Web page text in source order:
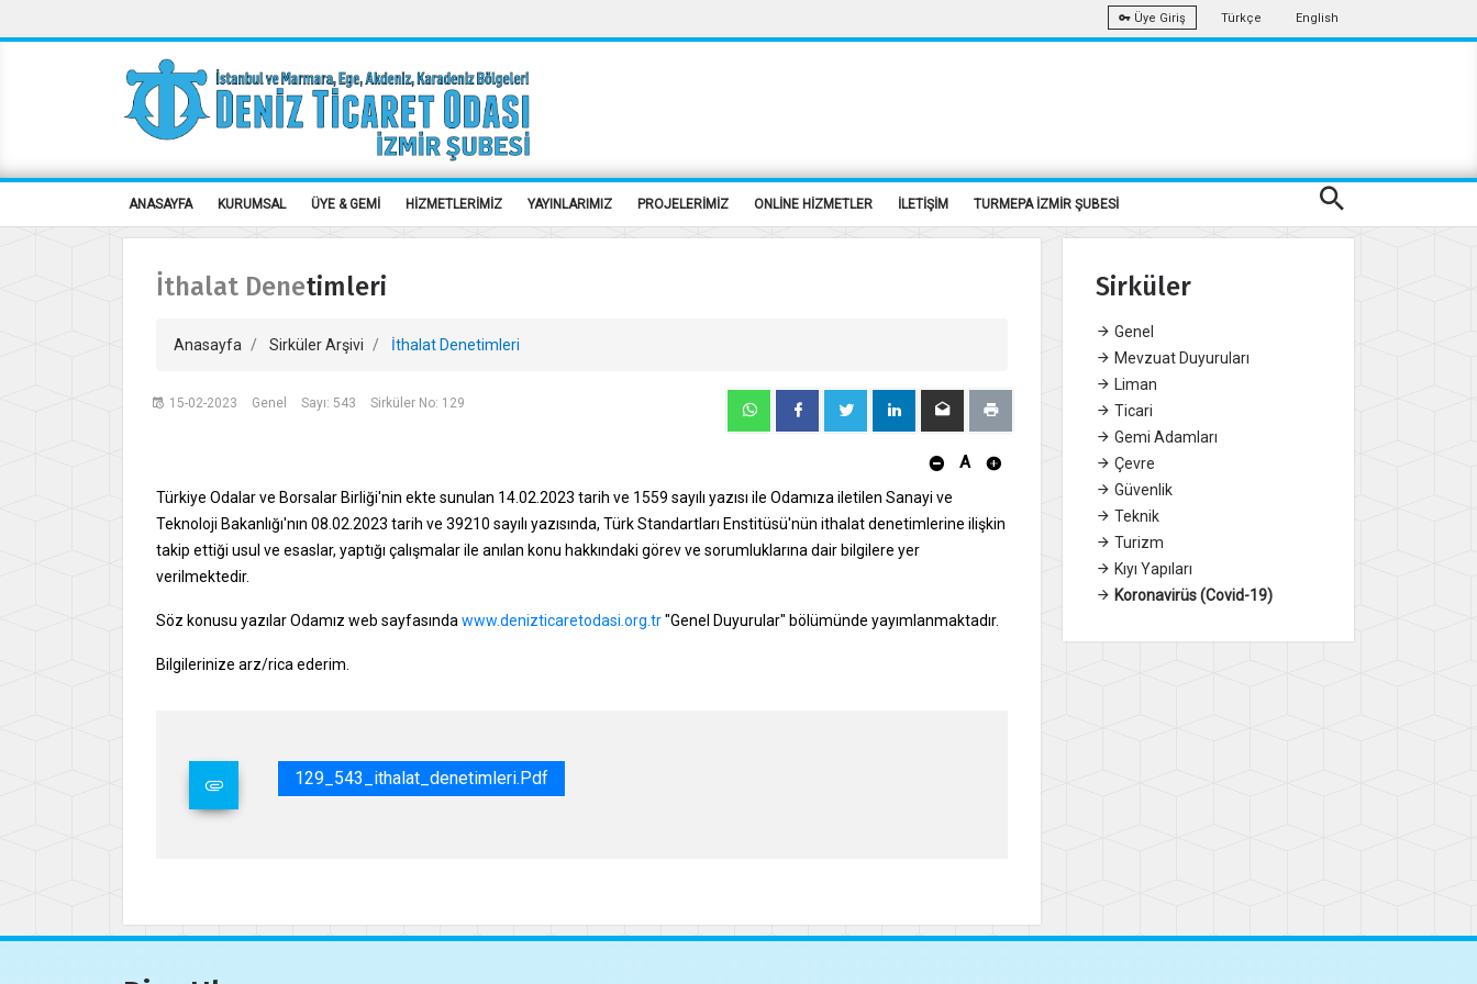
Üye Giriş Türkçe English
ANASAYFA KURUMSAL ÜYE & GEMİ HİZMETLERİMİZ YAYINLARIMIZ PROJELERİMİZ ONLİNE HİZMETLER İLETİŞİM TURMEPA İZMİR ŞUBESİ
İthalat Denetimleri
Anasayfa Sirküler Arşivi İthalat Denetimleri
15-02-2023 Genel Sayı: 543 Sirküler No: 129
A
Türkiye Odalar ve Borsalar Birliği'nin ekte sunulan 14.02.2023 tarih ve 1559 sayılı yazısı ile Odamıza iletilen Sanayi ve
Teknoloji Bakanlığı'nın 08.02.2023 tarih ve 39210 sayılı yazısında, Türk Standartları Enstitüsü'nün ithalat denetimlerine ilişkin
takip ettiği usul ve esaslar, yaptığı çalışmalar ile anılan konu hakkındaki görev ve sorumluklarına dair bilgilere yer
verilmektedir.
Söz konusu yazılar Odamız web sayfasındawww.denizticaretodasi.org.tr"Genel Duyurular" bölümünde yayımlanmaktadır.
Bilgilerinize arz/rica ederim.
129_543_ithalat_denetimleri.pdf
Sirküler
Genel
Mevzuat Duyuruları
Liman
Ticari
Gemi Adamları
Çevre
Güvenlik
Teknik
Turizm
Kıyı Yapıları
Koronavirüs (Covid-19)